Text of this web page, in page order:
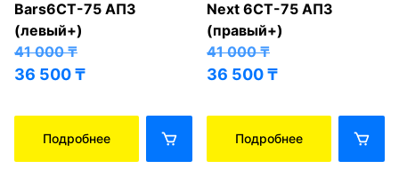
Bars6СТ-75 АПЗ
(левый+)
41 000₸
36 500₸
Подробнее
Next 6СТ-75 АПЗ
(правый+)
41 000₸
36 500₸
Подробнее